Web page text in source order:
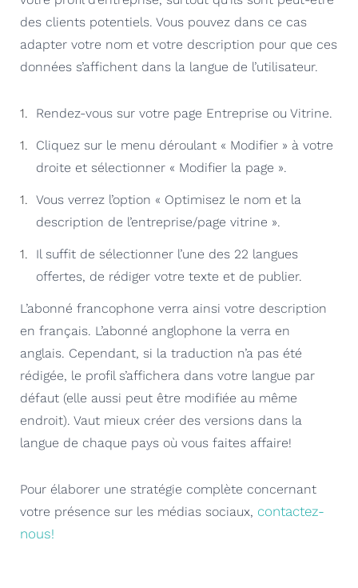
des clients potentiels. Vous pouvez dans ce cas
adapter votre nom et votre description pour que ces
données s’affichent dans la langue de l’utilisateur.
Rendez-vous sur votre page Entreprise ou Vitrine.
Cliquez sur le menu déroulant « Modifier » à votre
droite et sélectionner « Modifier la page ».
Vous verrez l’option « Optimisez le nom et la
description de l’entreprise/page vitrine ».
Il suffit de sélectionner l’une des 22 langues
offertes, de rédiger votre texte et de publier.
L’abonné francophone verra ainsi votre description
en français. L’abonné anglophone la verra en
anglais. Cependant, si la traduction n’a pas été
rédigée, le profil s’affichera dans votre langue par
défaut (elle aussi peut être modifiée au même
endroit). Vaut mieux créer des versions dans la
langue de chaque pays où vous faites affaire!
Pour élaborer une stratégie complète concernant
votre présence sur les médias sociaux, contactez-
nous!